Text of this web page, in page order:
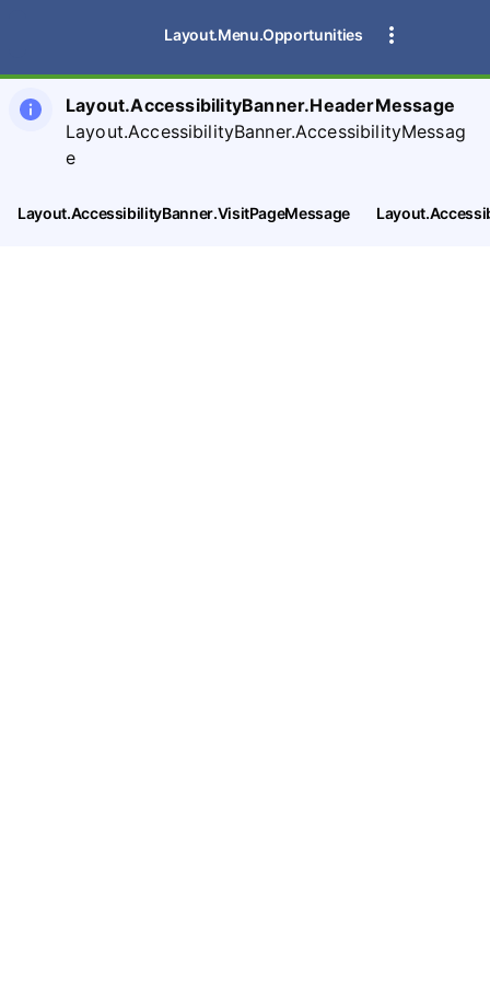
Layout.Menu.Opportunities
Layout.AccessibilityBanner.HeaderMessage
Layout.AccessibilityBanner.AccessibilityMessag
e
Layout.AccessibilityBanner.VisitPageMessage